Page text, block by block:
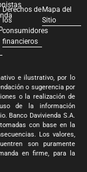
Derechos de
los
consumidores
financieros
Mapa del
Sitio
e ilustrativo, por lo
o sugerencia por
o la realización de
de la información
Banco Davivienda S.A.
con base en la
Los valores,
son puramente
en firme, para la